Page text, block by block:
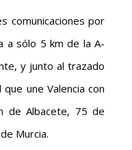
comunicaciones por
a sólo 5 km de la A-
y junto al trazado
une Valencia con
de Albacete, 75 de
Murcia.